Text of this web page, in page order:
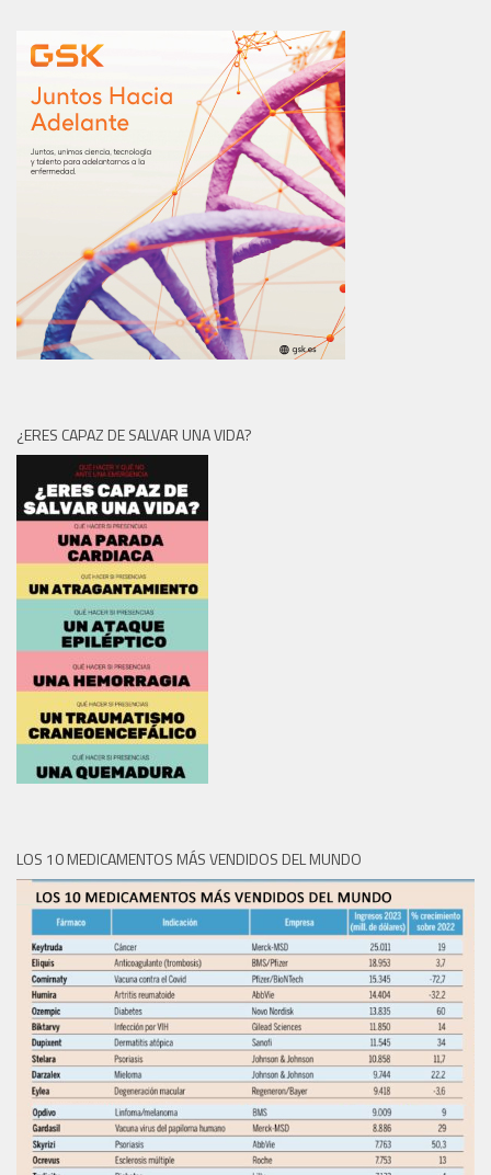
¿ERES CAPAZ DE SALVAR UNA VIDA?
LOS 10 MEDICAMENTOS MÁS VENDIDOS DEL MUNDO